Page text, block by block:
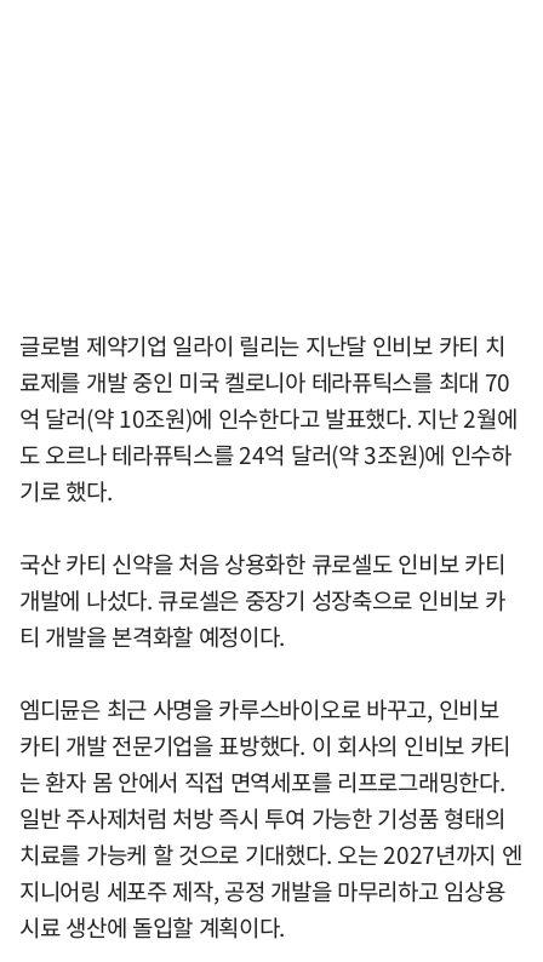
글로벌 제약기업 일라이 릴리는 지난달 인비보 카티 치
료제를 개발 중인 미국 켈로니아 테라퓨틱스를 최대 70
억 달러(약 10조원)에 인수한다고 발표했다. 지난 2월에
도 오르나 테라퓨틱스를 24억 달러(약 3조원)에 인수하
기로 했다.
국산 카티 신약을 처음 상용화한 큐로셀도 인비보 카티
개발에 나섰다. 큐로셀은 중장기 성장축으로 인비보 카
티 개발을 본격화할 예정이다.
엠디뮨은 최근 사명을 카루스바이오로 바꾸고, 인비보
카티 개발 전문기업을 표방했다. 이 회사의 인비보 카티
는 환자 몸 안에서 직접 면역세포를 리프로그래밍한다.
일반 주사제처럼 처방 즉시 투여 가능한 기성품 형태의
치료를 가능케 할 것으로 기대했다. 오는 2027년까지 엔
지니어링 세포주 제작, 공정 개발을 마무리하고 임상용
시료 생산에 돌입할 계획이다.